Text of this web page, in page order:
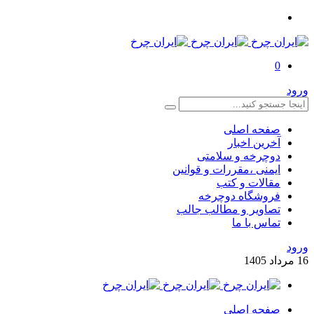
صفحه اصلی
آخرین اخبار
دوچرخه و سلامتی
ایمنی ،مقررات و قوانین
مقالات و کتب
فروشگاه دوچرخه
تصاویر و مطالب جالب
تماس با ما
1405
صفحه اصلی